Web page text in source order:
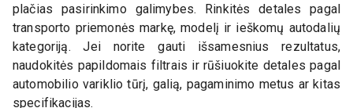
plačias pasirinkimo galimybes. Rinkitės detales pagal
transporto priemonės markę, modelį ir ieškomų autodalių
kategoriją. Jei norite gauti išsamesnius rezultatus,
naudokitės papildomais filtrais ir rūšiuokite detales pagal
automobilio variklio tūrį, galią, pagaminimo metus ar kitas
specifikacijas.